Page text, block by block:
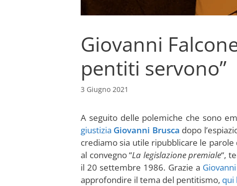
Giovanni
pentiti servono”
3 Giugno 2021
A seguito delle polemiche che sono
giustizia Giovanni Brusca dopo
crediamo sia utile ripubblicare le parole
al convegno “La legislazione premiale“,
il 20 settembre 1986. Grazie a
approfondire il tema del pentitismo, qui